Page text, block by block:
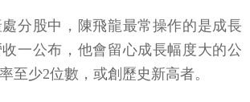
分股中，陳飛龍最常操作的是成長
一公布，他會留心成長幅度大的公
至少2位數，或創歷史新高者。